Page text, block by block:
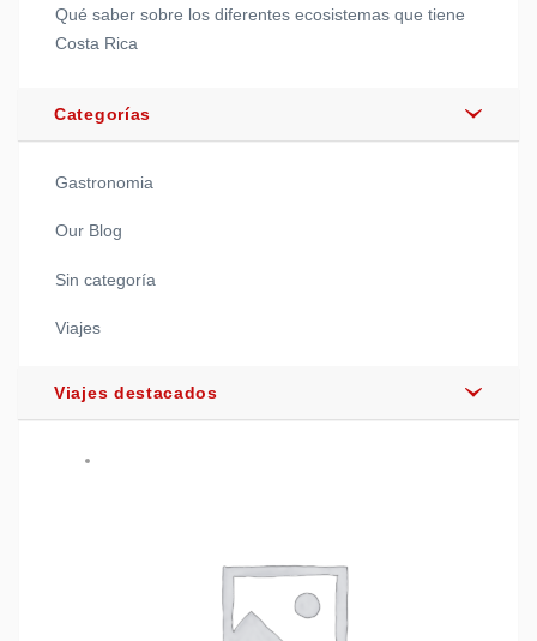
Qué saber sobre los diferentes ecosistemas que tiene
Costa Rica
Categorías
Gastronomia
Our Blog
Sin categoría
Viajes
Viajes destacados